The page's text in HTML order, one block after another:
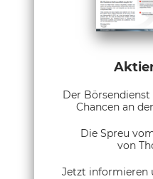
Der
Chancen an
Die Spreu
von
Jetzt informieren